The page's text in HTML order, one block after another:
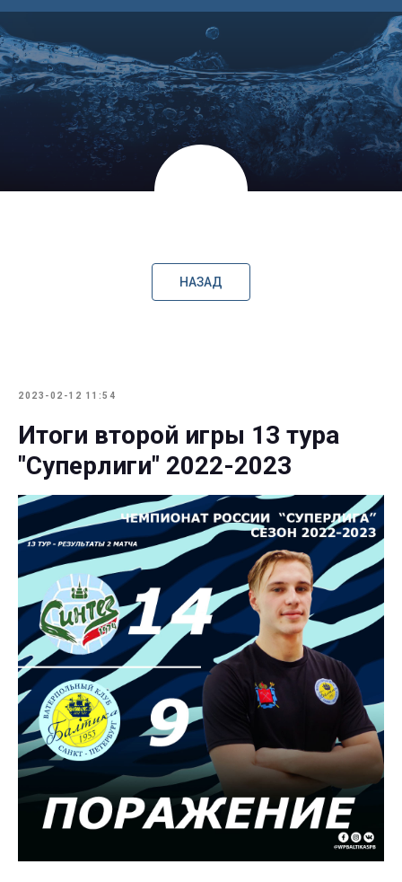
НАЗАД
2023-02-12 11:54
Итоги второй игры 13 тура
"Суперлиги" 2022-2023